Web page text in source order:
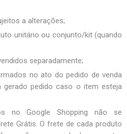
a alterações;
unitário ou conjunto/kit (quando
separadamente;
no ato do pedido de venda
pedido caso o item esteja
no Google Shopping não se
Grátis. O frete de cada produto